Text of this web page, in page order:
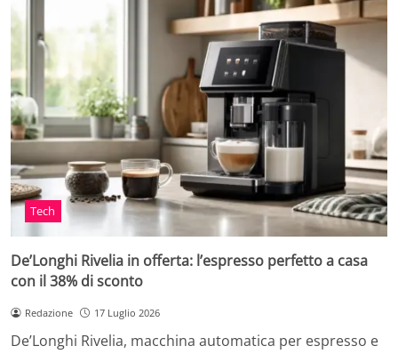
Tech
De’Longhi Rivelia in offerta: l’espresso perfetto a casa
con il 38% di sconto
Redazione 17 Luglio 2026
De’Longhi Rivelia, macchina automatica per espresso e